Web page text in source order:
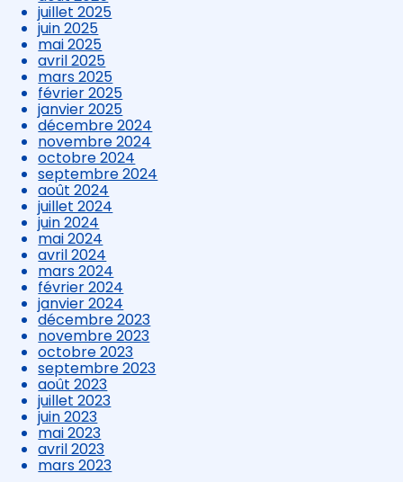
juillet 2025
juin 2025
mai 2025
avril 2025
mars 2025
février 2025
janvier 2025
décembre 2024
novembre 2024
octobre 2024
septembre 2024
août 2024
juillet 2024
juin 2024
mai 2024
avril 2024
mars 2024
février 2024
janvier 2024
décembre 2023
novembre 2023
octobre 2023
septembre 2023
août 2023
juillet 2023
juin 2023
mai 2023
avril 2023
mars 2023